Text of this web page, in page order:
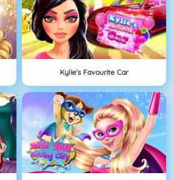
Kylie's Favourite Car